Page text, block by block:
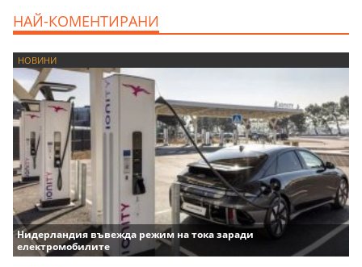
НАЙ-КОМЕНТИРАНИ
НОВИНИ
Нидерландия въвежда режим на тока заради
електромобилите